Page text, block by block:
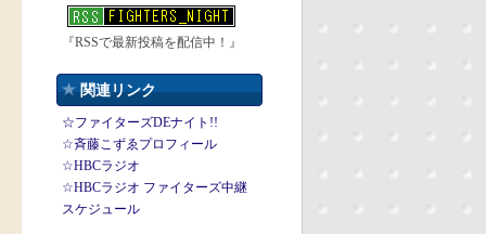
『RSSで最新投稿を配信中！』
関連リンク
☆ファイターズDEナイト!!
☆斉藤こずゑプロフィール
☆HBCラジオ
☆HBCラジオ ファイターズ中継
スケジュール